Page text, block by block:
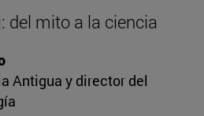
del mito a la ciencia
Antigua y director del